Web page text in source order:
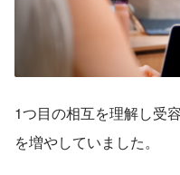
1つ目の相互を理解し受
を増やしていました。